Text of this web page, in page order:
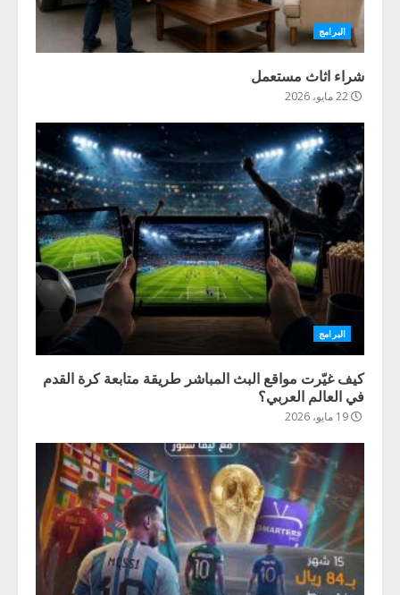
البرامج
شراء اثاث مستعمل
البرامج
كيف غيّرت مواقع البث المباشر طريقة متابعة كرة القدم
في العالم العربي؟